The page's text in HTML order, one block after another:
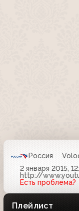
Россия
2 января 2015,
http://
Есть проблема?
Плейлист